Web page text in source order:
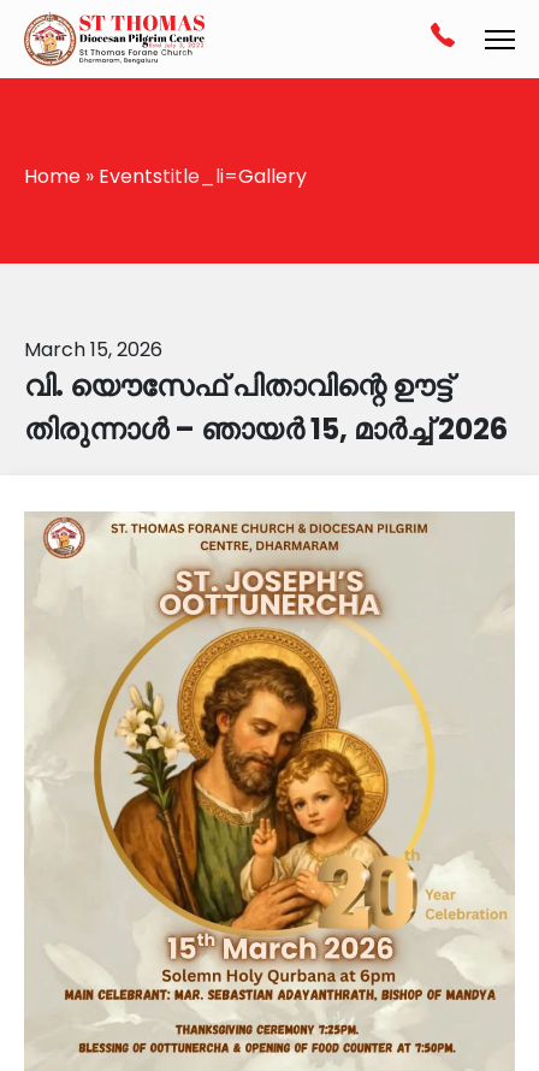
Home » Eventstitle_li=Gallery
March 15, 2026
വി. യൌസേഫ് പിതാവിന്റെ ഊട്ട്
തിരുന്നാൾ – ഞായർ 15, മാർച്ച് 2026